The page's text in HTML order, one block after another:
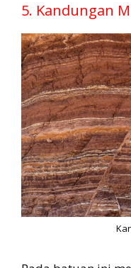
5. Kandungan